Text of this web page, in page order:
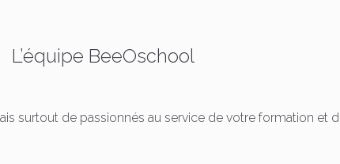
L’équipe BeeOschool
surtout de passionnés au service de votre formation et